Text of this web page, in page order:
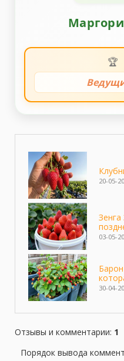
🏆
20-05-
03-05-
30-04-
26-10-
Отзывы и комментарии: 1
Порядок вывода